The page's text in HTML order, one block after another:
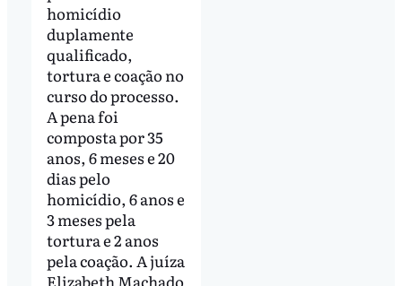
homicídio
duplamente
qualificado,
tortura e coação no
curso do processo.
A pena foi
composta por 35
anos, 6 meses e 20
dias pelo
homicídio, 6 anos e
3 meses pela
tortura e 2 anos
pela coação. A juíza
Elizabeth Machado